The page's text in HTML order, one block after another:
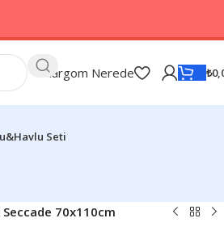
Kargom Nerede ₺
Seti
70x110cm